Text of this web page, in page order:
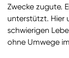
Zwecke zugute.
unterstützt. Hier
schwierigen
ohne Umwege